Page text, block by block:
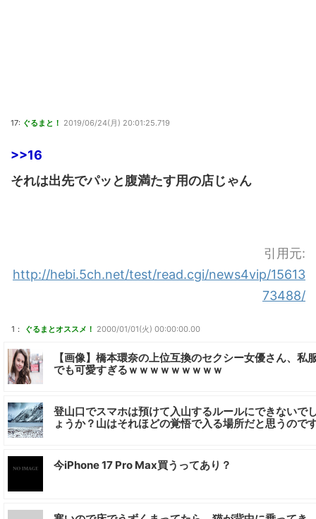
17: ぐるまと！ 2019/06/24(月) 20:01:25.719
>>16
それは出先でパッと腹満たす用の店じゃん
引用元:
http://hebi.5ch.net/test/read.cgi/news4vip/15613
73488/
1： ぐるまとオススメ！ 2000/01/01(火) 00:00:00.00
【画像】橋本環奈の上位互換のセクシー女優さん、私
でも可愛すぎるｗｗｗｗｗｗｗｗｗ
登山口でスマホは預けて入山するルールにできないで
ょうか？山はそれほどの覚悟で入る場所だと思うので
今iPhone 17 Pro Max買うってあり？